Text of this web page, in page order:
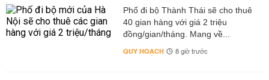
Phố đi bộ Thành Thái sẽ cho thuê
40 gian hàng với giá 2 triệu
đồng/gian/tháng. Mang về...
QUY HOẠCH 8 giờ trước